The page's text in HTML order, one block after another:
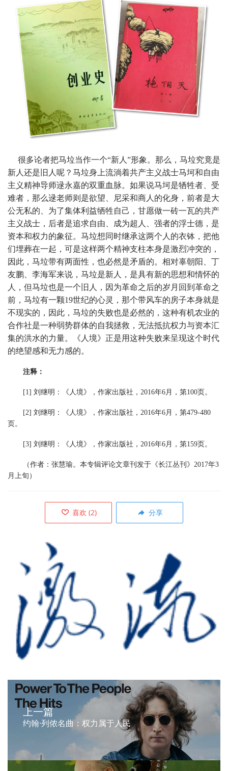
很多论者把马垃当作一个“新人”形象。那么，马垃究竟是
新人还是旧人呢？马垃身上流淌着共产主义战士马坷和自由
主义精神导师逯永嘉的双重血脉。如果说马坷是牺牲者、受
难者，那么逯老师则是欲望、尼采和商人的化身，前者是大
公无私的、为了集体利益牺牲自己，甘愿做一砖一瓦的共产
主义战士，后者是追求自由、成为超人、强者的浮士德，是
资本和权力的象征。马垃想同时继承这两个人的衣钵，把他
们埋葬在一起，可是这样两个精神支柱本身是激烈冲突的，
因此，马垃带有两面性，也必然是矛盾的。相对辜朝阳、丁
友鹏、李海军来说，马垃是新人，是具有新的思想和情怀的
人，但马垃也是一个旧人，因为革命之后的岁月回到革命之
前，马垃有一颗19世纪的心灵，那个带风车的房子本身就是
不现实的，因此，马垃的失败也是必然的，这种有机农业的
合作社是一种弱势群体的自我拯救，无法抵抗权力与资本汇
集的洪水的力量。《人境》正是用这种失败来呈现这个时代
的绝望感和无力感的。
注释：
[1] 刘继明：《人境》，作家出版社，2016年6月，第100页。
[2] 刘继明：《人境》，作家出版社，2016年6月，第479-480
页。
[3] 刘继明：《人境》，作家出版社，2016年6月，第159页。
（作者：张慧瑜。 本专辑评论文章刊发于《长江丛刊》2017年3
月上旬）
喜欢 (2) 分享
上一篇
约翰·列侬名曲：权力属于人民